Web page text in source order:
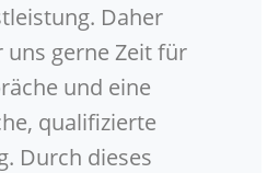
Daher
gerne Zeit für
und eine
qualifizierte
Durch dieses